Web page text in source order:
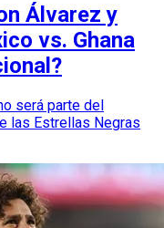
Álvarez y
vs. Ghana
será parte del
las Estrellas Negras